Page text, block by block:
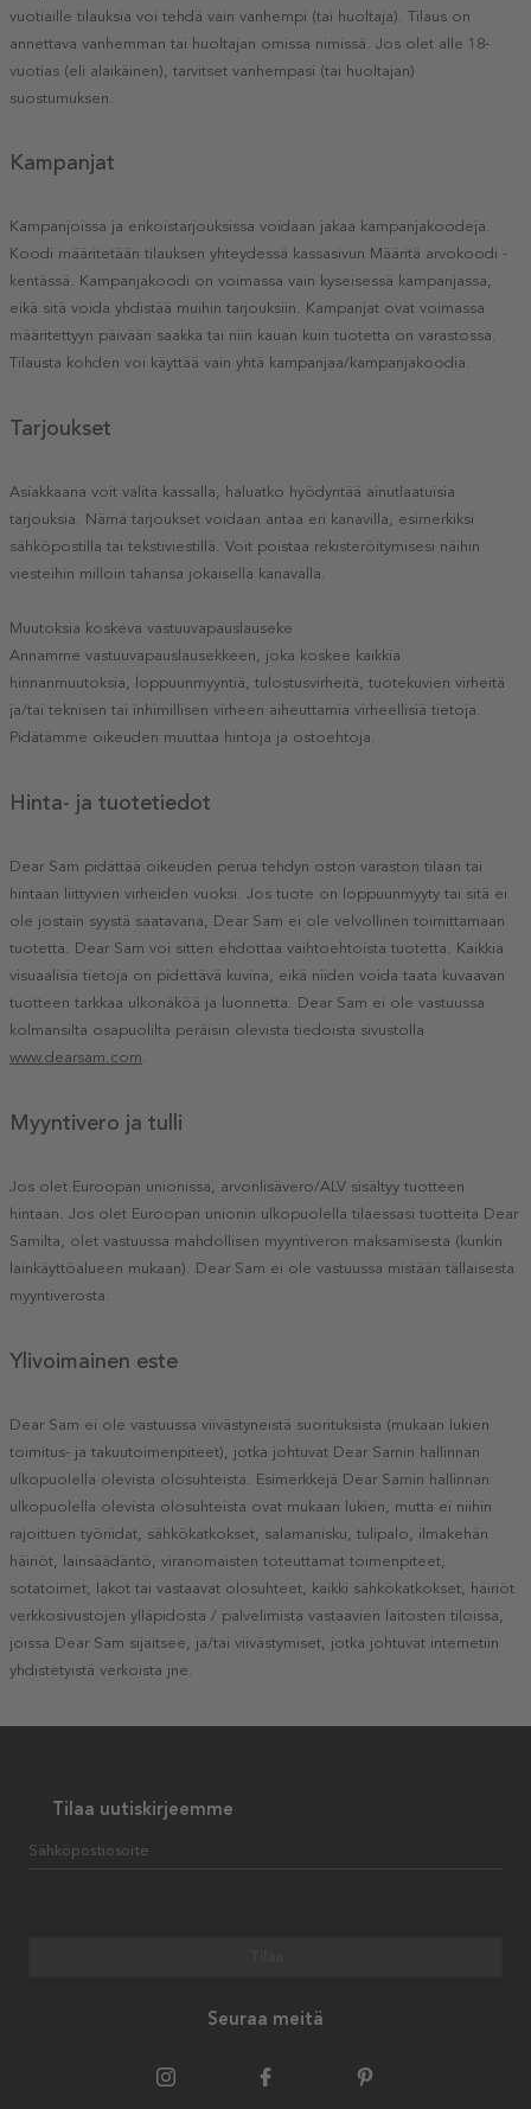
vuotiaille tilauksia voi tehdä vain vanhempi (tai huoltaja). Tilaus on
annettava vanhemman tai huoltajan omissa nimissä. Jos olet alle 18-
vuotias (eli alaikäinen), tarvitset vanhempasi (tai huoltajan)
suostumuksen.
Kampanjat
Kampanjoissa ja erikoistarjouksissa voidaan jakaa kampanjakoodeja.
Koodi määritetään tilauksen yhteydessä kassasivun Määritä arvokoodi -
kentässä. Kampanjakoodi on voimassa vain kyseisessä kampanjassa,
eikä sitä voida yhdistää muihin tarjouksiin. Kampanjat ovat voimassa
määritettyyn päivään saakka tai niin kauan kuin tuotetta on varastossa.
Tilausta kohden voi käyttää vain yhtä kampanjaa/kampanjakoodia.
Tarjoukset
Asiakkaana voit valita kassalla, haluatko hyödyntää ainutlaatuisia
tarjouksia. Nämä tarjoukset voidaan antaa eri kanavilla, esimerkiksi
sähköpostilla tai tekstiviestillä. Voit poistaa rekisteröitymisesi näihin
viesteihin milloin tahansa jokaisella kanavalla.
Muutoksia koskeva vastuuvapauslauseke
Annamme vastuuvapauslausekkeen, joka koskee kaikkia
hinnanmuutoksia, loppuunmyyntiä, tulostusvirheitä, tuotekuvien virheitä
ja/tai teknisen tai inhimillisen virheen aiheuttamia virheellisiä tietoja.
Pidätämme oikeuden muuttaa hintoja ja ostoehtoja.
Hinta- ja tuotetiedot
Dear Sam pidättää oikeuden perua tehdyn oston varaston tilaan tai
hintaan liittyvien virheiden vuoksi. Jos tuote on loppuunmyyty tai sitä ei
ole jostain syystä saatavana, Dear Sam ei ole velvollinen toimittamaan
tuotetta. Dear Sam voi sitten ehdottaa vaihtoehtoista tuotetta. Kaikkia
visuaalisia tietoja on pidettävä kuvina, eikä niiden voida taata kuvaavan
tuotteen tarkkaa ulkonäköä ja luonnetta. Dear Sam ei ole vastuussa
kolmansilta osapuolilta peräisin olevista tiedoista sivustolla
www.dearsam.com.
Myyntivero ja tulli
Jos olet Euroopan unionissa, arvonlisävero/ALV sisältyy tuotteen
hintaan. Jos olet Euroopan unionin ulkopuolella tilaessasi tuotteita Dear
Samilta, olet vastuussa mahdollisen myyntiveron maksamisesta (kunkin
lainkäyttöalueen mukaan). Dear Sam ei ole vastuussa mistään tällaisesta
myyntiverosta.
Ylivoimainen este
Dear Sam ei ole vastuussa viivästyneistä suorituksista (mukaan lukien
toimitus- ja takuutoimenpiteet), jotka johtuvat Dear Samin hallinnan
ulkopuolella olevista olosuhteista. Esimerkkejä Dear Samin hallinnan
ulkopuolella olevista olosuhteista ovat mukaan lukien, mutta ei niihin
rajoittuen työriidat, sähkökatkokset, salamanisku, tulipalo, ilmakehän
häiriöt, lainsäädäntö, viranomaisten toteuttamat toimenpiteet,
sotatoimet, lakot tai vastaavat olosuhteet, kaikki sähkökatkokset, häiriöt
verkkosivustojen ylläpidosta / palvelimista vastaavien laitosten tiloissa,
joissa Dear Sam sijaitsee, ja/tai viivästymiset, jotka johtuvat internetiin
yhdistetyistä verkoista jne.
Tilaa uutiskirjeemme
Sähköpostiosoite
Seuraa meitä